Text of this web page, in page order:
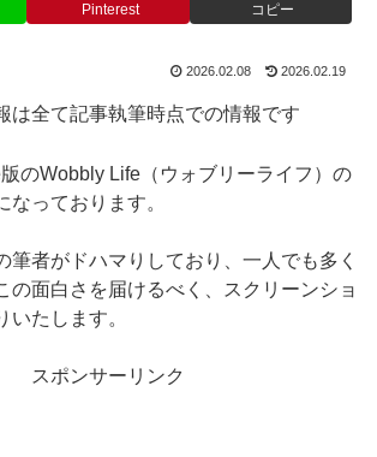
Pinterest コピー
2026.02.08 2026.02.19
は全て記事執筆時点での情報です
のWobbly Life（ウォブリーライフ）の
なっております。
筆者がドハマりしており、一人でも多く
の面白さを届けるべく、スクリーンショ
いたします。
スポンサーリンク